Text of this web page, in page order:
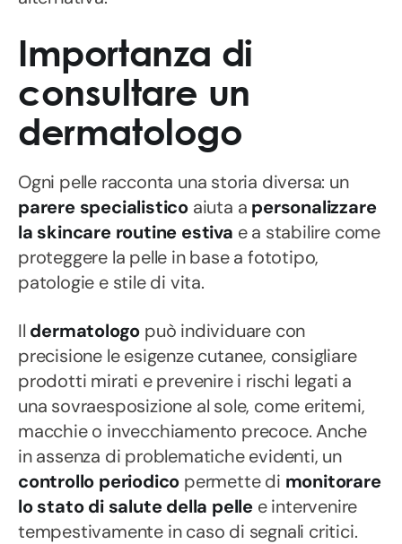
Importanza di
consultare un
dermatologo
Ogni pelle racconta una storia diversa: un
parere specialistico aiuta a personalizzare
la skincare routine estiva e a stabilire come
proteggere la pelle in base a fototipo,
patologie e stile di vita.
Il dermatologo può individuare con
precisione le esigenze cutanee, consigliare
prodotti mirati e prevenire i rischi legati a
una sovraesposizione al sole, come eritemi,
macchie o invecchiamento precoce. Anche
in assenza di problematiche evidenti, un
controllo periodico permette di monitorare
lo stato di salute della pelle e intervenire
tempestivamente in caso di segnali critici.